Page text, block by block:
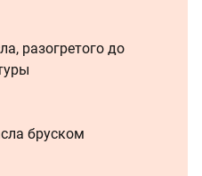
разогретого до
бруском